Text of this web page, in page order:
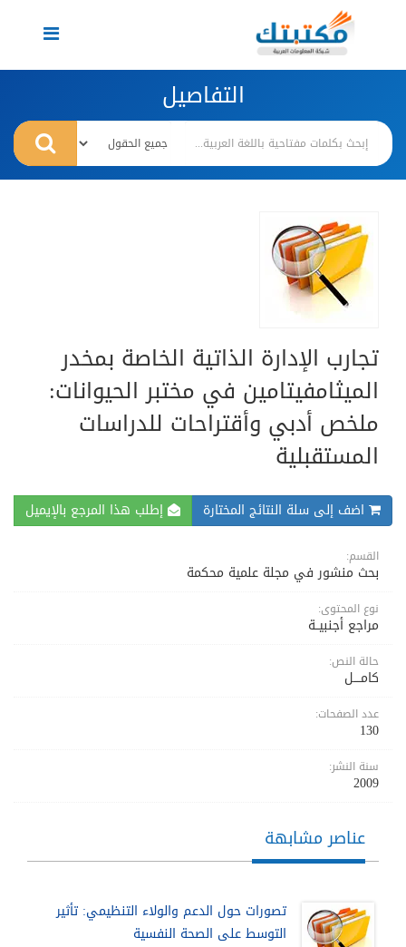
Toggle
navigation
التفاصيل
تجارب الإدارة الذاتية الخاصة بمخدر
الميثامفيتامين في مختبر الحيوانات:
ملخص أدبي وأقتراحات للدراسات
المستقبلية
اضف إلى سلة النتائج المختارة إطلب هذا المرجع بالإيميل
القسم:
بحث منشور في مجلة علمية محكمة
نوع المحتوى:
مراجع أجنبيــة
حالة النص:
كامــــل
عدد الصفحات:
130
سنة النشر:
2009
عناصر مشابهة
تصورات حول الدعم والولاء التنظيمي: تأثير
التوسط على الصحة النفسية